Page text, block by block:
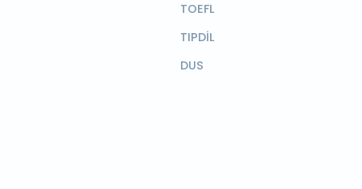
TOEFL
TIPDİL
DUS